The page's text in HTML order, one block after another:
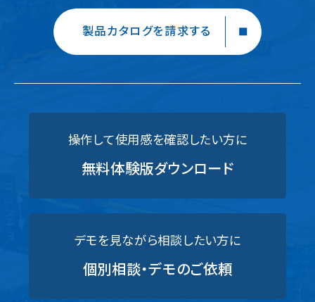
製品カタログを請求する
操作して使用感を確認したい方に
無料体験版ダウンロード
デモを見ながら相談したい方に
個別相談・デモのご依頼